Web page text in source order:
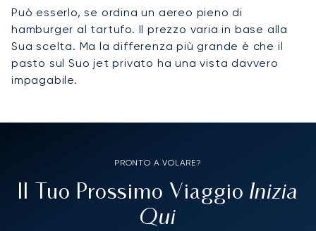
Può esserlo, se ordina un aereo pieno di
hamburger al tartufo. Il prezzo varia in base alla
Sua scelta. Ma la differenza più grande è che il
pasto sul Suo jet privato ha una vista davvero
impagabile.
PRONTO A VOLARE?
Il Tuo Prossimo Viaggio Inizia
Qui